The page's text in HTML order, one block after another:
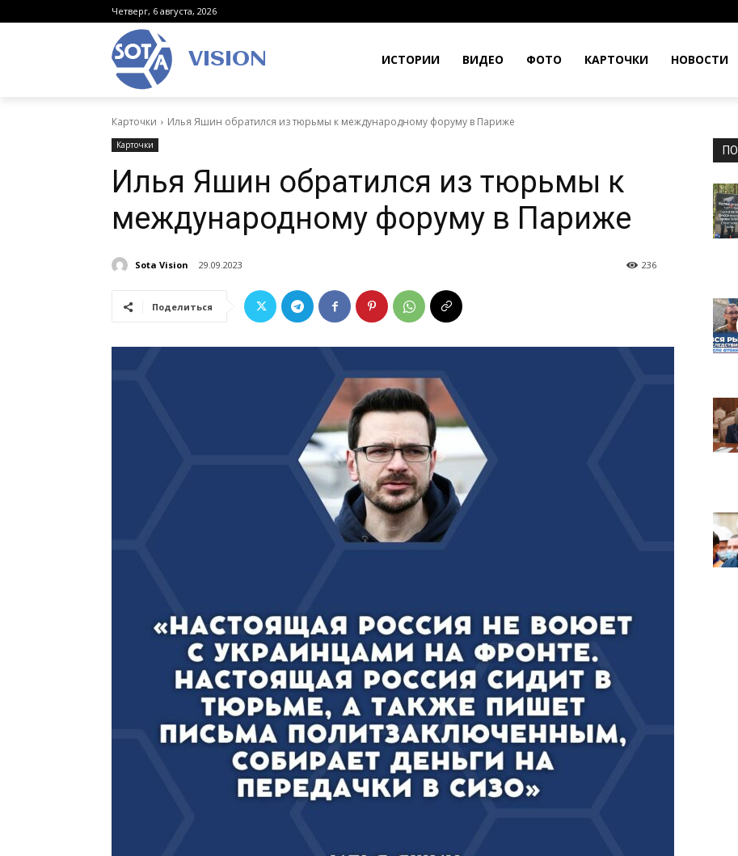
Четверг, 6 августа, 2026
VISION ИСТОРИИ ВИДЕО ФОТО КАРТОЧКИ НОВОСТИ
Карточки Илья Яшин обратился из тюрьмы к международному форуму в Париже
Карточки
Илья Яшин обратился из тюрьмы к
международному форуму в Париже
Sota Vision 29.09.2023 236
Поделиться